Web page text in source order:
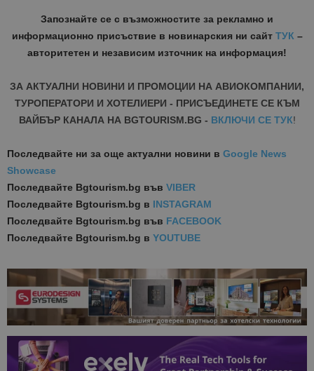
Запознайте се с възможностите за рекламно и
информационно присъствие в новинарския ни сайт ТУК–
авторитетен и независим източник на информация!
ЗА АКТУАЛНИ НОВИНИ И ПРОМОЦИИ НА АВИОКОМПАНИИ,
ТУРОПЕРАТОРИ И ХОТЕЛИЕРИ - ПРИСЪЕДИНЕТЕ СЕ КЪМ
ВАЙБЪР КАНАЛА НА BGTOURISM.BG - ВКЛЮЧИ СЕ ТУК!
Последвайте ни за още актуални новини в Google News
Showcase
Последвайте Bgtourism.bg във VIBER
Последвайте Bgtourism.bg в INSTAGRAM
Последвайте Bgtourism.bg във FACEBOOK
Последвайте Bgtourism.bg в YOUTUBE